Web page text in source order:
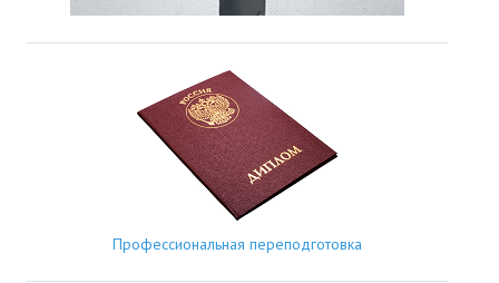
Профессиональная переподготовка